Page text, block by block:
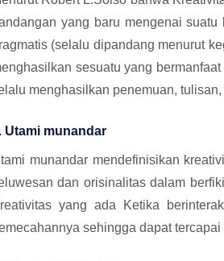
yang baru mengenai
(selalu dipandang menurut
sesuatu yang
menghasilkan penemuan,
Utami munandar
munandar mendefinisikan
dan orisinalitas dalam
yang ada Ketika
sehingga dapat